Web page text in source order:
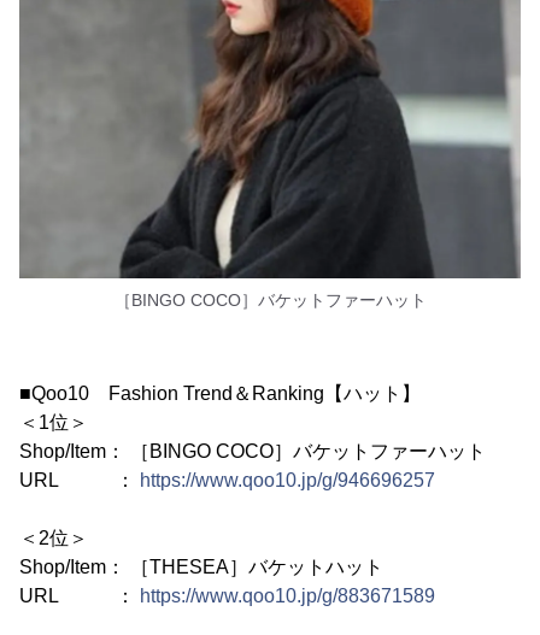
［BINGO COCO］バケットファーハット
■Qoo10 Fashion Trend＆Ranking【ハット】
＜1位＞
Shop/Item： ［BINGO COCO］バケットファーハット
URL ：
https://www.qoo10.jp/g/946696257
＜2位＞
Shop/Item： ［THESEA］バケットハット
URL ：
https://www.qoo10.jp/g/883671589